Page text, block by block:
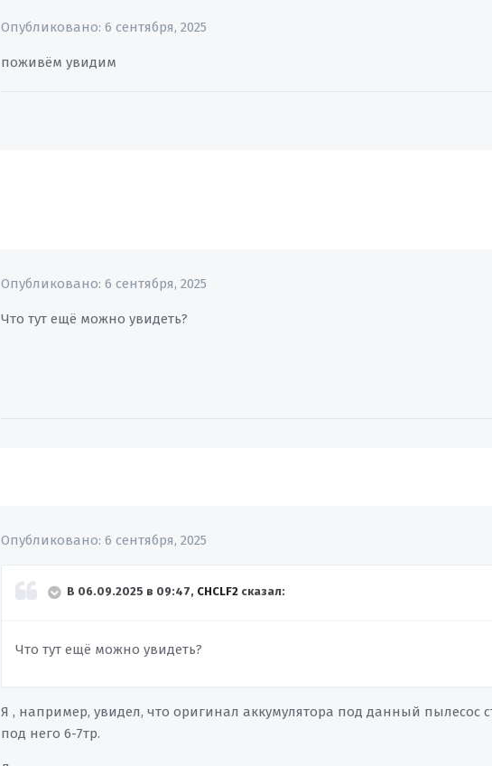
Опубликовано:6 сентября, 2025
поживём увидим
Опубликовано:6 сентября, 2025
Что тут ещё можно увидеть?
Опубликовано:6 сентября, 2025
В 06.09.2025 в 09:47, CHCLF2 сказал:
Что тут ещё можно увидеть?
Я , например, увидел, что оригинал аккумулятора под данный пылесос
под него 6-7тр.